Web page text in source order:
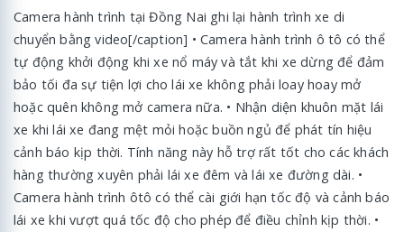
Camera hành trình tại Đồng Nai ghi lại hành trình xe di
chuyển bằng video[/caption] • Camera hành trình ô tô có thể
tự động khởi động khi xe nổ máy và tắt khi xe dừng để đảm
bảo tối đa sự tiện lợi cho lái xe không phải loay hoay mở
hoặc quên không mở camera nữa. • Nhận diện khuôn mặt lái
xe khi lái xe đang mệt mỏi hoặc buồn ngủ để phát tín hiệu
cảnh báo kịp thời. Tính năng này hỗ trợ rất tốt cho các khách
hàng thường xuyên phải lái xe đêm và lái xe đường dài. •
Camera hành trình ôtô có thể cài giới hạn tốc độ và cảnh báo
lái xe khi vượt quá tốc độ cho phép để điều chỉnh kịp thời. •